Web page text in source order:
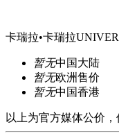
卡瑞拉•卡瑞拉
暂无中国大陆
暂无欧洲售价
暂无中国香港
以上为官方媒体公价